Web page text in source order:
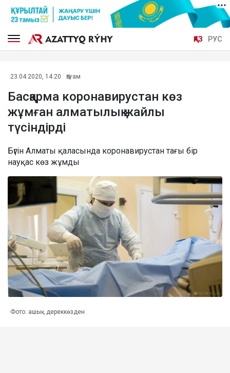
ҚАЗ РУС
23.04.2020, 14:20 Қоғам
Басқарма коронавирустан көз
жұмған алматылық жайлы
түсіндірді
Бүгін Алматы қаласында коронавирустан тағы бір
науқас көз жұмды
Фото: ашық дереккөзден